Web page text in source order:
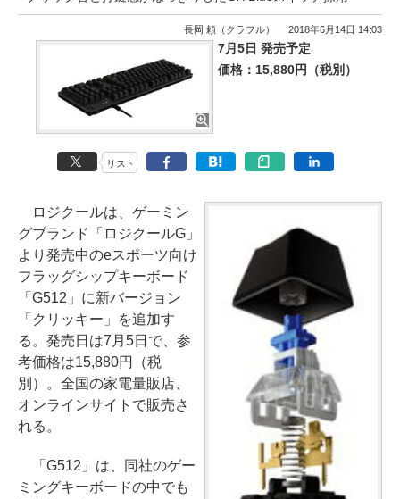
長岡 頼（クラフル） 2018年6月14日 14:03
7月5日 発売予定
価格：15,880円（税別）
リスト
ロジクールは、ゲーミン
グブランド「ロジクールG」
より発売中のeスポーツ向け
フラッグシップキーボード
「G512」に新バージョン
「クリッキー」を追加す
る。発売日は7月5日で、参
考価格は15,880円（税
別）。全国の家電量販店、
オンラインサイトで販売さ
れる。
「G512」は、同社のゲー
ミングキーボードの中でも